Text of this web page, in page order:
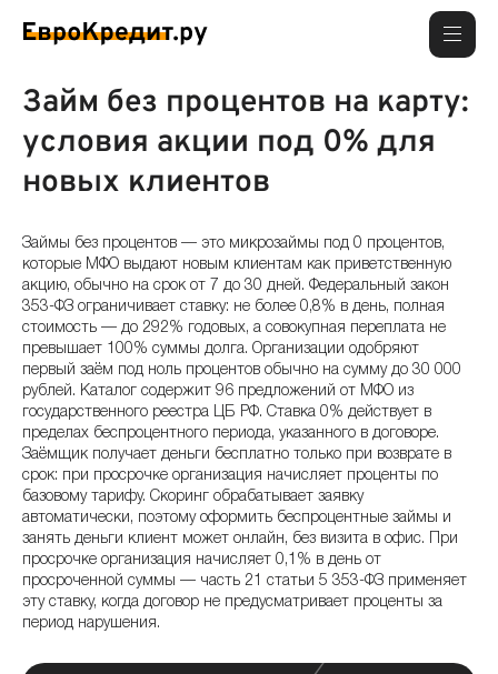
Займ без процентов на карту:
условия акции под 0% для
новых клиентов
Займы без процентов — это микрозаймы под 0 процентов,
которые МФО выдают новым клиентам как приветственную
акцию, обычно на срок от 7 до 30 дней. Федеральный закон
353-ФЗ ограничивает ставку: не более 0,8% в день, полная
стоимость — до 292% годовых, а совокупная переплата не
превышает 100% суммы долга. Организации одобряют
первый заём под ноль процентов обычно на сумму до 30 000
рублей. Каталог содержит 96 предложений от МФО из
государственного реестра ЦБ РФ. Ставка 0% действует в
пределах беспроцентного периода, указанного в договоре.
Заёмщик получает деньги бесплатно только при возврате в
срок: при просрочке организация начисляет проценты по
базовому тарифу. Скоринг обрабатывает заявку
автоматически, поэтому оформить беспроцентные займы и
занять деньги клиент может онлайн, без визита в офис. При
просрочке организация начисляет 0,1% в день от
просроченной суммы — часть 21 статьи 5 353-ФЗ применяет
эту ставку, когда договор не предусматривает проценты за
период нарушения.